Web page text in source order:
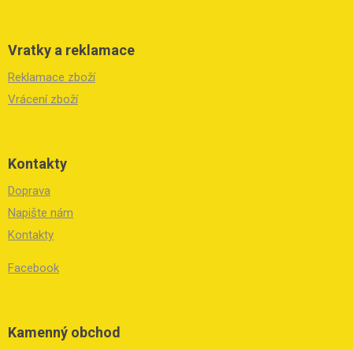
Vratky a reklamace
Reklamace zboží
Vrácení zboží
Kontakty
Doprava
Napište nám
Kontakty
Facebook
Kamenný obchod